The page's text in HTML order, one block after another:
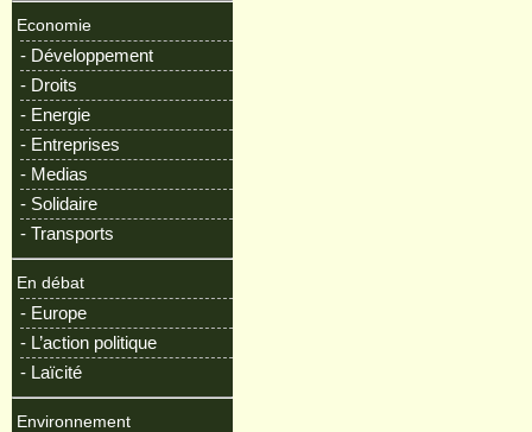
Economie
- Développement
- Droits
- Energie
- Entreprises
- Medias
- Solidaire
- Transports
En débat
- Europe
- L’action politique
- Laïcité
Environnement